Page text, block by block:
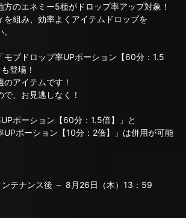
のエネミー5種がドロップ率アップ対象！
を組み、効率よくアイテムドロップを
モブドロップ率UPポーション【60分：1.5
登場！
アイテムです！
、お見逃しなく！
ポーション【60分：1.5倍】」と
ポーション【10分：2倍】」は併用が可能
テナンス後 ～ 8月26日（木）13：59